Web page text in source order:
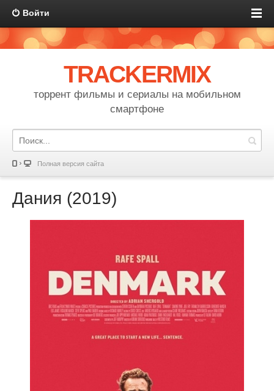
Войти
TRACKERMIX
торрент фильмы и сериалы на мобильном
смартфоне
Полная версия сайта
Дания (2019)